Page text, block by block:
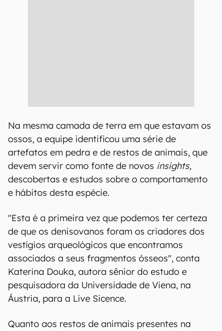
Na mesma camada de terra em que estavam os
ossos, a equipe identificou uma série de
artefatos em pedra e de restos de animais, que
devem servir como fonte de novos insights,
descobertas e estudos sobre o comportamento
e hábitos desta espécie.
"Esta é a primeira vez que podemos ter certeza
de que os denisovanos foram os criadores dos
vestígios arqueológicos que encontramos
associados a seus fragmentos ósseos", conta
Katerina Douka, autora sênior do estudo e
pesquisadora da Universidade de Viena, na
Áustria, para a Live Sicence.
Quanto aos restos de animais presentes na